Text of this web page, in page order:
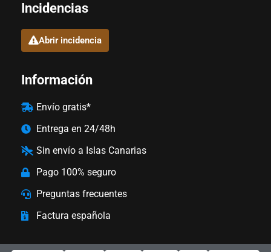
Incidencias
Abrir incidencia
Información
Envío gratis*
Entrega en 24/48h
Sin envío a Islas Canarias
Pago 100% seguro
Preguntas frecuentes
Factura española